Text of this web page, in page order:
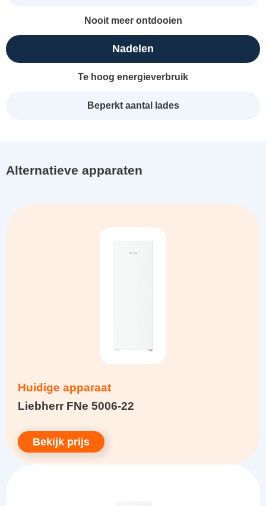
Nooit meer ontdooien
Nadelen
Te hoog energieverbruik
Beperkt aantal lades
Alternatieve apparaten
Huidige apparaat
Liebherr FNe 5006-22
Bekijk prijs